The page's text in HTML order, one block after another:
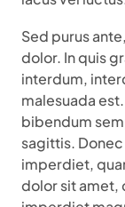
Sed purus
dolor. In quis
interdum,
malesuada
bibendum
sagittis.
imperdiet,
dolor sit amet,